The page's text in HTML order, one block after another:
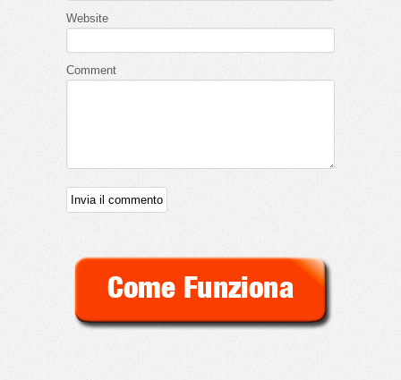
Website
Comment